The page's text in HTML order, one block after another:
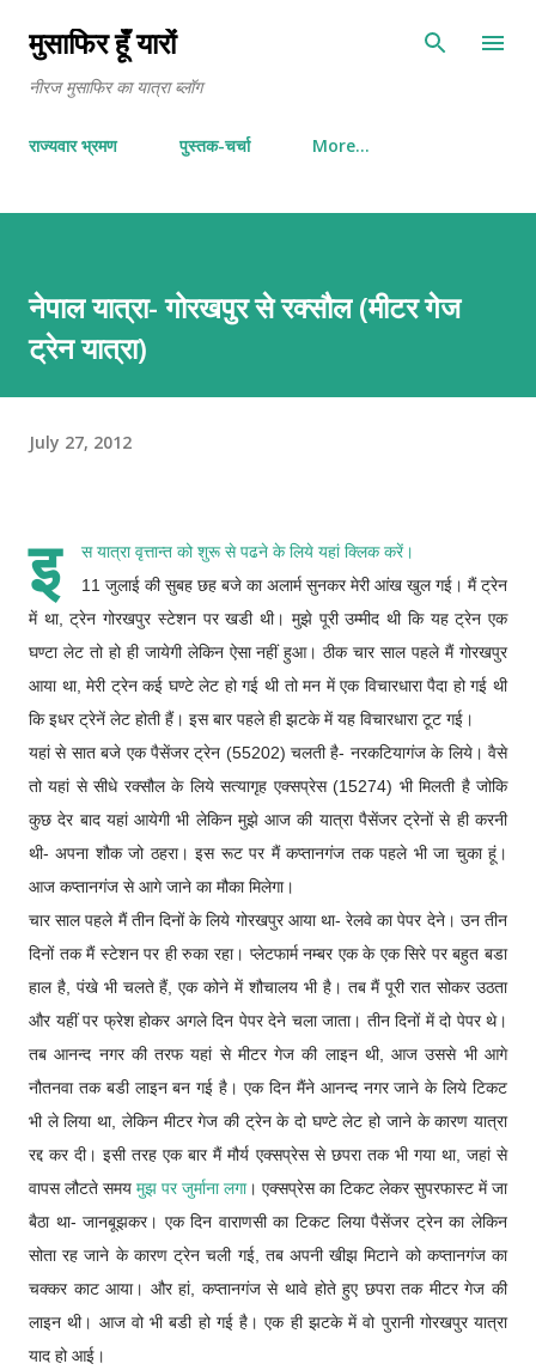
मुसाफिर हूँ यारों
नीरज मुसाफिर का यात्रा ब्लॉग
राज्यवार भ्रमण पुस्तक-चर्चा More…
नेपाल यात्रा- गोरखपुर से रक्सौल (मीटर गेज
ट्रेन यात्रा)
July 27, 2012
इ स यात्रा वृत्तान्त को शुरू से पढने के लिये यहां क्लिक करें।
11 जुलाई की सुबह छह बजे का अलार्म सुनकर मेरी आंख खुल गई। मैं ट्रेन
में था, ट्रेन गोरखपुर स्टेशन पर खडी थी। मुझे पूरी उम्मीद थी कि यह ट्रेन एक
घण्टा लेट तो हो ही जायेगी लेकिन ऐसा नहीं हुआ। ठीक चार साल पहले मैं गोरखपुर
आया था, मेरी ट्रेन कई घण्टे लेट हो गई थी तो मन में एक विचारधारा पैदा हो गई थी
कि इधर ट्रेनें लेट होती हैं। इस बार पहले ही झटके में यह विचारधारा टूट गई।
यहां से सात बजे एक पैसेंजर ट्रेन (55202) चलती है- नरकटियागंज के लिये। वैसे
तो यहां से सीधे रक्सौल के लिये सत्यागृह एक्सप्रेस (15274) भी मिलती है जोकि
कुछ देर बाद यहां आयेगी भी लेकिन मुझे आज की यात्रा पैसेंजर ट्रेनों से ही करनी
थी- अपना शौक जो ठहरा। इस रूट पर मैं कप्तानगंज तक पहले भी जा चुका हूं।
आज कप्तानगंज से आगे जाने का मौका मिलेगा।
चार साल पहले मैं तीन दिनों के लिये गोरखपुर आया था- रेलवे का पेपर देने। उन तीन
दिनों तक मैं स्टेशन पर ही रुका रहा। प्लेटफार्म नम्बर एक के एक सिरे पर बहुत बडा
हाल है, पंखे भी चलते हैं, एक कोने में शौचालय भी है। तब मैं पूरी रात सोकर उठता
और यहीं पर फ्रेश होकर अगले दिन पेपर देने चला जाता। तीन दिनों में दो पेपर थे।
तब आनन्द नगर की तरफ यहां से मीटर गेज की लाइन थी, आज उससे भी आगे
नौतनवा तक बडी लाइन बन गई है। एक दिन मैंने आनन्द नगर जाने के लिये टिकट
भी ले लिया था, लेकिन मीटर गेज की ट्रेन के दो घण्टे लेट हो जाने के कारण यात्रा
रद्द कर दी। इसी तरह एक बार मैं मौर्य एक्सप्रेस से छपरा तक भी गया था, जहां से
वापस लौटते समय मुझ पर जुर्माना लगा। एक्सप्रेस का टिकट लेकर सुपरफास्ट में जा
बैठा था- जानबूझकर। एक दिन वाराणसी का टिकट लिया पैसेंजर ट्रेन का लेकिन
सोता रह जाने के कारण ट्रेन चली गई, तब अपनी खीझ मिटाने को कप्तानगंज का
चक्कर काट आया। और हां, कप्तानगंज से थावे होते हुए छपरा तक मीटर गेज की
लाइन थी। आज वो भी बडी हो गई है। एक ही झटके में वो पुरानी गोरखपुर यात्रा
याद हो आई।